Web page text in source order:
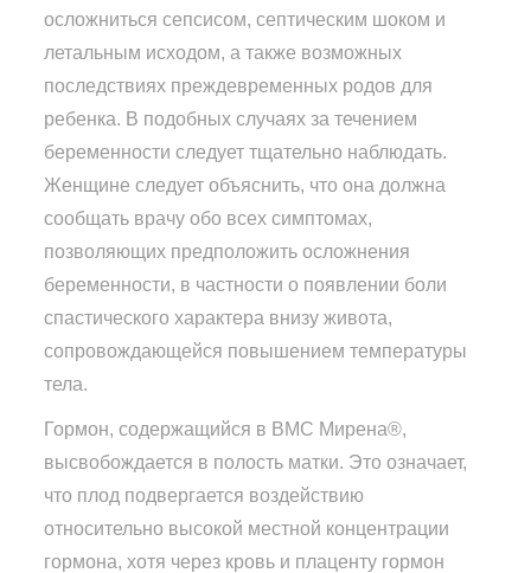
осложниться сепсисом, септическим шоком и
летальным исходом, а также возможных
последствиях преждевременных родов для
ребенка. В подобных случаях за течением
беременности следует тщательно наблюдать.
Женщине следует объяснить, что она должна
сообщать врачу обо всех симптомах,
позволяющих предположить осложнения
беременности, в частности о появлении боли
спастического характера внизу живота,
сопровождающейся повышением температуры
тела.
Гормон, содержащийся в ВМС Мирена®,
высвобождается в полость матки. Это означает,
что плод подвергается воздействию
относительно высокой местной концентрации
гормона, хотя через кровь и плаценту гормон